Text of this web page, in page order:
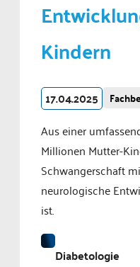
Kindern
17.04.2025
Aus einer
Millionen Mutter-
Schwangerschaft
neurologische
ist.
Diabetologie